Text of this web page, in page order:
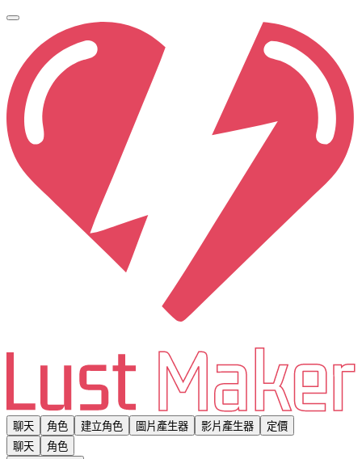
聊天 角色 建立角色 圖片產生器 影片產生器
定價
聊天
角色